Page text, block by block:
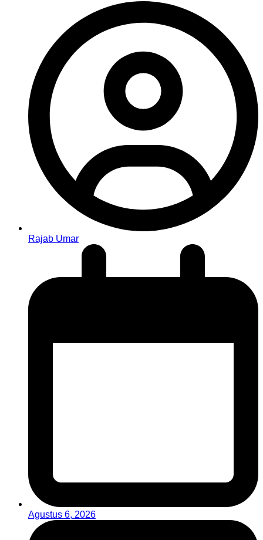
Rajab Umar
Agustus 6, 2026